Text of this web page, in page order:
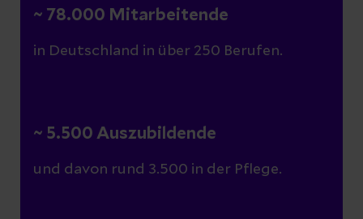
~ 78.000 Mitarbeitende
in Deutschland in über 250 Berufen.
~ 5.500 Auszubildende
und davon rund 3.500 in der Pflege.